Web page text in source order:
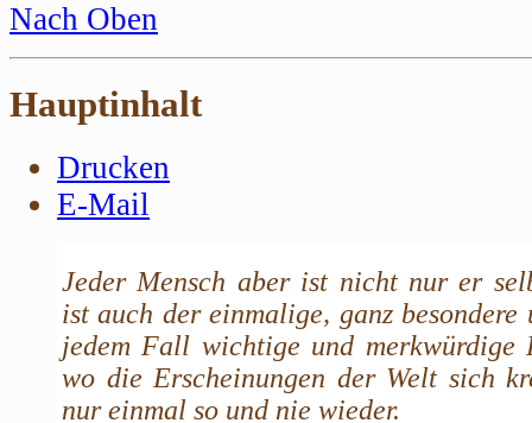
Nach Oben
Hauptinhalt
Drucken
E-Mail
Jeder Mensch aber ist nicht nur er
ist auch der einmalige, ganz besondere
jedem Fall wichtige und merkwürdige
wo die Erscheinungen der Welt sich
nur einmal so und nie wieder.